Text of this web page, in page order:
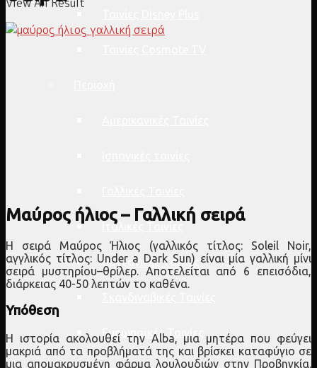
Ιταλικές Ταινίες
Βρετανικές Ταινίες
Ευρωπαϊκές Ταινίες
Μαύρος ήλιος – Γαλλική σειρά
Η σειρά Μαύρος Ήλιος (γαλλικός τίτλος: Soleil Noir,
αγγλικός τίτλος: Under a Dark Sun) είναι μία γαλλική μίνι
σειρά μυστηρίου–θρίλερ. Αποτελείται από 6 επεισόδια,
διάρκειας 40-50 λεπτών το καθένα.
Υπόθεση
Η ιστορία ακολουθεί την Alba, μια μητέρα που φεύγει
μακριά από τα προβλήματά της και βρίσκει καταφύγιο σε
μια απομακρυσμένη φάρμα λουλουδιών στην Προβηγκία.